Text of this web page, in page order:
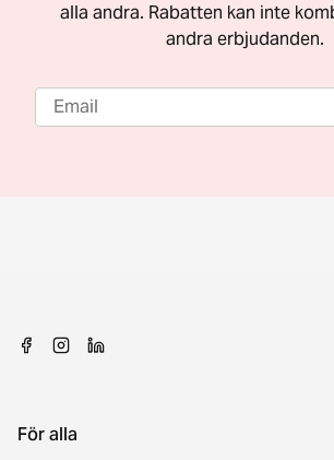
alla andra. Rabatten kan inte
andra erbjudanden.
För alla